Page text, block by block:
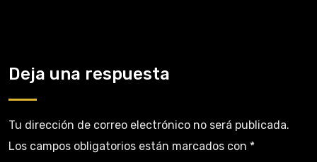
Deja una respuesta
Tu dirección de correo electrónico no será publicada.
Los campos obligatorios están marcados con *